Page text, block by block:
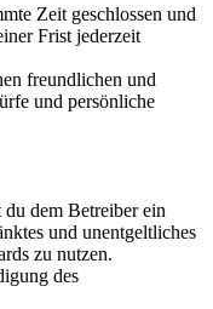
Zeit geschlossen und
Frist jederzeit
freundlichen und
und persönliche
dem Betreiber ein
und unentgeltliches
zu nutzen.
des